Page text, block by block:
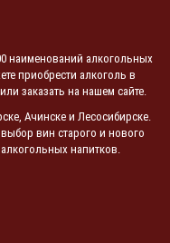
наименований алкогольных
приобрести алкоголь в
заказать на нашем сайте.
Ачинске и Лесосибирске.
вин старого и нового
напитков.